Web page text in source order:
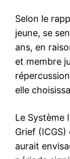
Selon le
jeune, se
ans, en
et membre
elle
Le Système
Grief (ICGS)
aurait